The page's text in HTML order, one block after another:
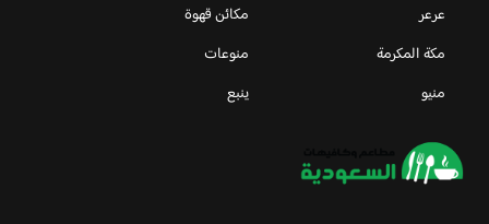
عرعر
مكائن قهوة
مكة المكرمة
منوعات
منيو
ينبع